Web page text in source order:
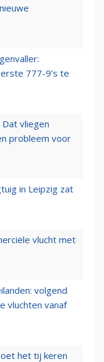
777-9’s te
vliegen
probleem voor
in Leipzig zat
vlucht met
volgend
vluchten vanaf
het tij keren